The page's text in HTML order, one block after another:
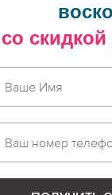
со скидкой